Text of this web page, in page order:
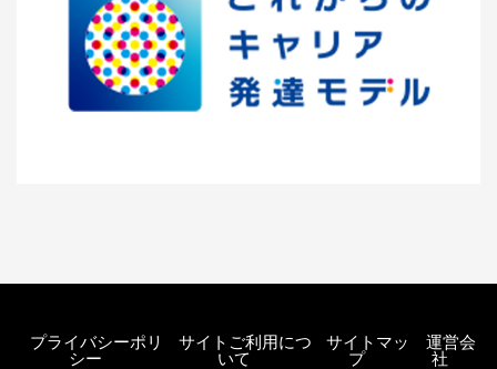
プライバシーポリ
シー
サイトご利用につ
いて
サイトマッ
プ
運営会
社